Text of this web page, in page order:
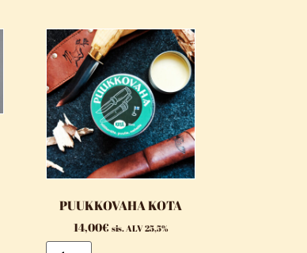
PUUKKOVAHA KOTA
14,00€ sis. ALV 25,5%